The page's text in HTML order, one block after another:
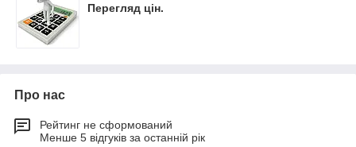
Перегляд цін.
Про нас
Рейтинг не сформований
Менше 5 відгуків за останній рік